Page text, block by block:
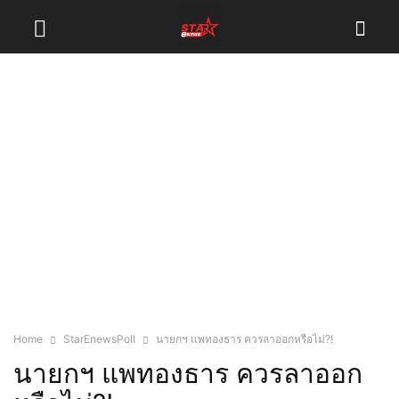
Home StarEnewsPoll นายกฯ แพทองธาร ควรลาออกหรือไม่?!
นายกฯ แพทองธาร ควรลาออก